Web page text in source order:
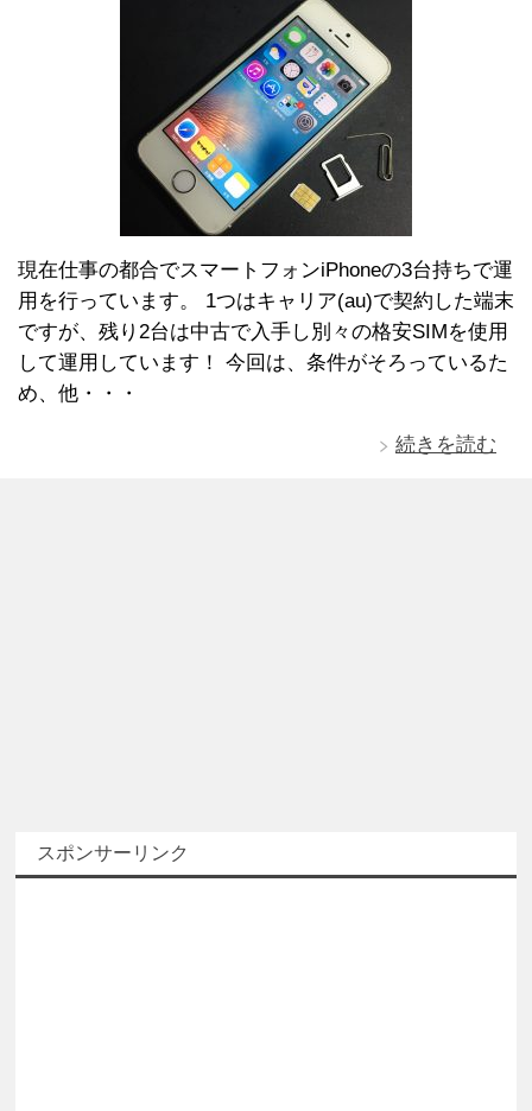
現在仕事の都合でスマートフォンiPhoneの3台持ちで運
用を行っています。 1つはキャリア(au)で契約した端末
ですが、残り2台は中古で入手し別々の格安SIMを使用
して運用しています！ 今回は、条件がそろっているた
め、他・・・
続きを読む
スポンサーリンク